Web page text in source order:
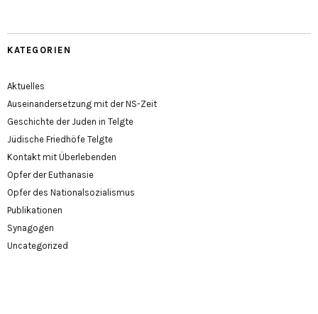
KATEGORIEN
Aktuelles
Auseinandersetzung mit der NS-Zeit
Geschichte der Juden in Telgte
Jüdische Friedhöfe Telgte
Kontakt mit Überlebenden
Opfer der Euthanasie
Opfer des Nationalsozialismus
Publikationen
Synagogen
Uncategorized